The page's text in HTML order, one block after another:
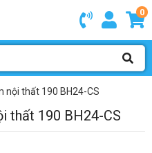
0
nội thất 190 BH24-CS
thất 190 BH24-CS